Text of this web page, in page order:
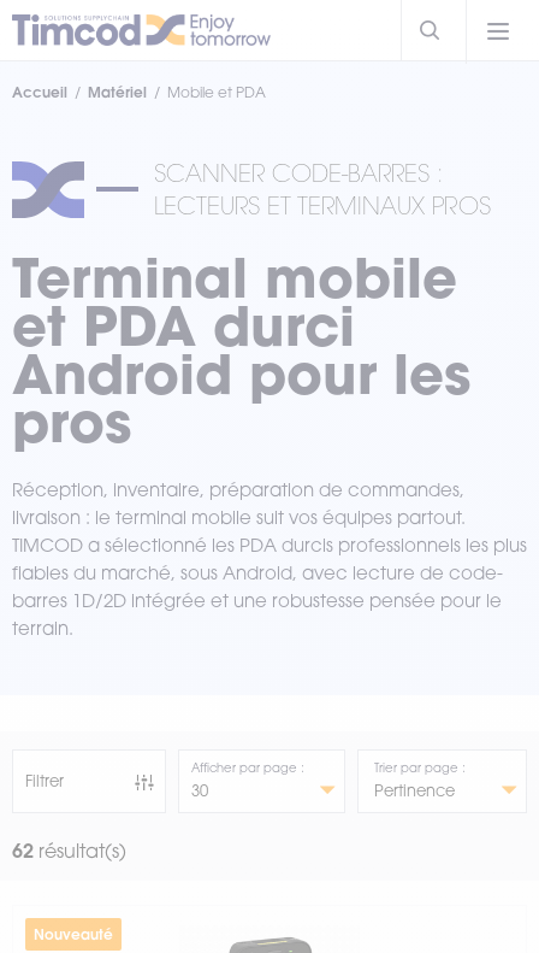
Accueil Matériel Mobile et PDA
SCANNER CODE-BARRES :
LECTEURS ET TERMINAUX PROS
Terminal mobile
et PDA durci
Android pour les
pros
Réception, inventaire, préparation de commandes,
livraison : le terminal mobile suit vos équipes partout.
TIMCOD a sélectionné les PDA durcis professionnels les plus
fiables du marché, sous Android, avec lecture de code-
barres 1D/2D intégrée et une robustesse pensée pour le
terrain.
62 résultat(s)
Filtrer
Afficher par page : Trier par page :
Nouveauté